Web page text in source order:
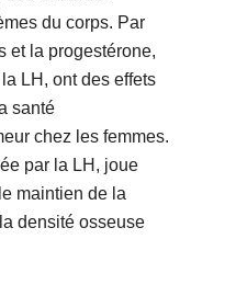
du corps. Par
et la progestérone,
LH, ont des effets
santé
chez les femmes.
par la LH, joue
maintien de la
densité osseuse